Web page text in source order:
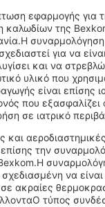
εφαρμογής για
καλωδίων της
για να
και να
υλικό που
είναι επίσης
που εξασφαλίζει
σε ιατρικό
και
την
σχεδιασμένη να
ακραίες
τύπος